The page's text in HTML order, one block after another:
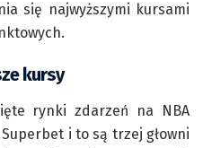
się najwyższymi kursami
kursy
rynki zdarzeń na NBA
i to są trzej głowni